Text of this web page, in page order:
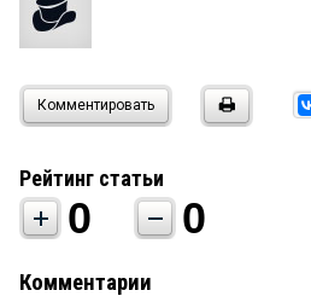
Комментировать
Рейтинг статьи
0 0
Комментарии